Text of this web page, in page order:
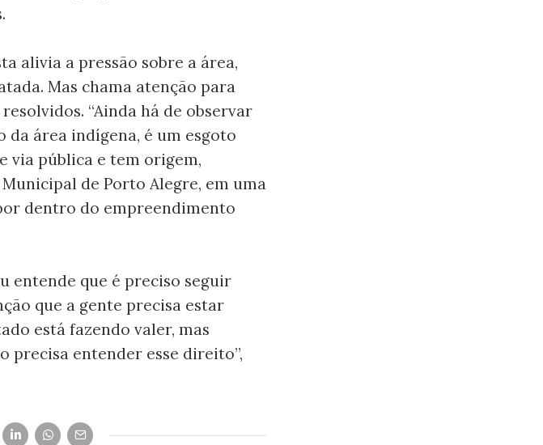
alivia a pressão sobre a área,
Mas chama atenção para
“Ainda há de observar
da área indígena, é um esgoto
via pública e tem origem,
de Porto Alegre, em uma
dentro do empreendimento
entende que é preciso seguir
que a gente precisa estar
está fazendo valer, mas
precisa entender esse direito”,